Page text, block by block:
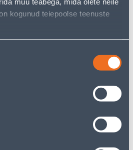
kogunud teiepoolse teenuste
20.42 €